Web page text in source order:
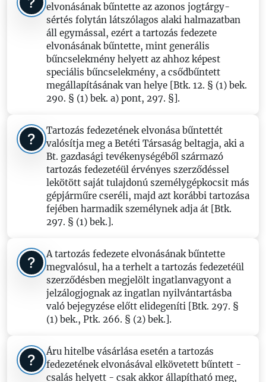
elvonásának bűntette az azonos jogtárgy-
sértés folytán látszólagos alaki halmazatban
áll egymással, ezért a tartozás fedezete
elvonásának bűntette, mint generális
bűncselekmény helyett az ahhoz képest
speciális bűncselekmény, a csődbűntett
megállapításának van helye [Btk. 12. § (1) bek.
290. § (1) bek. a) pont, 297. §].
Tartozás fedezetének elvonása bűntettét
valósítja meg a Betéti Társaság beltagja, aki a
Bt. gazdasági tevékenységéből származó
tartozás fedezetéül érvényes szerződéssel
lekötött saját tulajdonú személygépkocsit más
gépjárműre cseréli, majd azt korábbi tartozása
fejében harmadik személynek adja át [Btk.
297. § (1) bek.].
A tartozás fedezete elvonásának bűntette
megvalósul, ha a terhelt a tartozás fedezetéül
szerződésben megjelölt ingatlanvagyont a
jelzálogjognak az ingatlan nyilvántartásba
való bejegyzése előtt elidegeníti [Btk. 297. §
(1) bek., Ptk. 266. § (2) bek.].
Áru hitelbe vásárlása esetén a tartozás
fedezetének elvonásával elkövetett bűntett -
csalás helyett - csak akkor állapítható meg,